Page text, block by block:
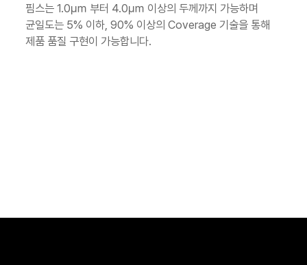
핌스는 1.0㎛ 부터 4.0㎛ 이상의 두께까지 가능하며
균일도는 5% 이하, 90% 이상의 Coverage 기술을 통해
제품 품질 구현이 가능합니다.